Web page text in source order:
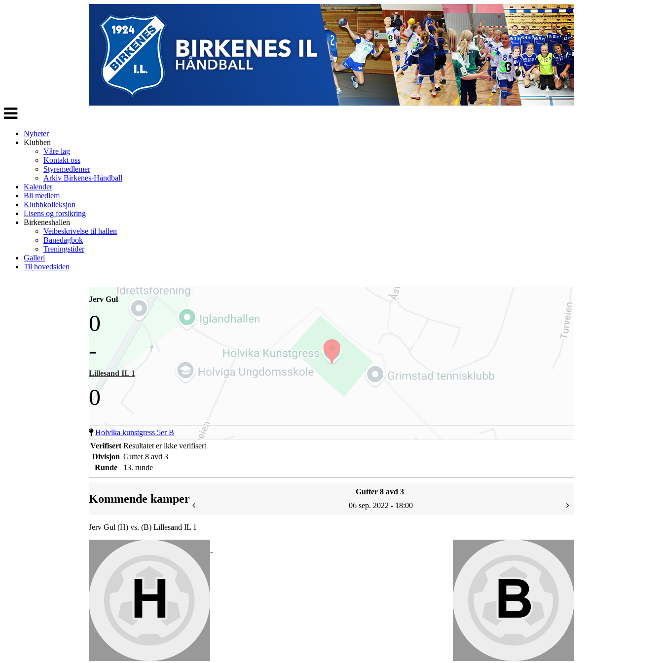
Veksle
navigasjon
Nyheter
Klubben
Våre lag
Kontakt oss
Styremedlemer
Arkiv Birkenes-Håndball
Kalender
Bli medlem
Klubbkolleksjon
Lisens og forsikring
Birkeneshallen
Veibeskrivelse til hallen
Banedagbok
Treningstider
Galleri
Til hovedsiden
Jerv Gul
0
-
Lillesand IL 1
0
Holvika kunstgress 5er B
Verifisert Resultatet er ikke verifisert
Divisjon Gutter 8 avd 3
Runde
13. runde
Kommende kamper
Gutter 8 avd 3
06 sep. 2022 - 18:00
Jerv Gul (H) vs. (B) Lillesand IL 1
-